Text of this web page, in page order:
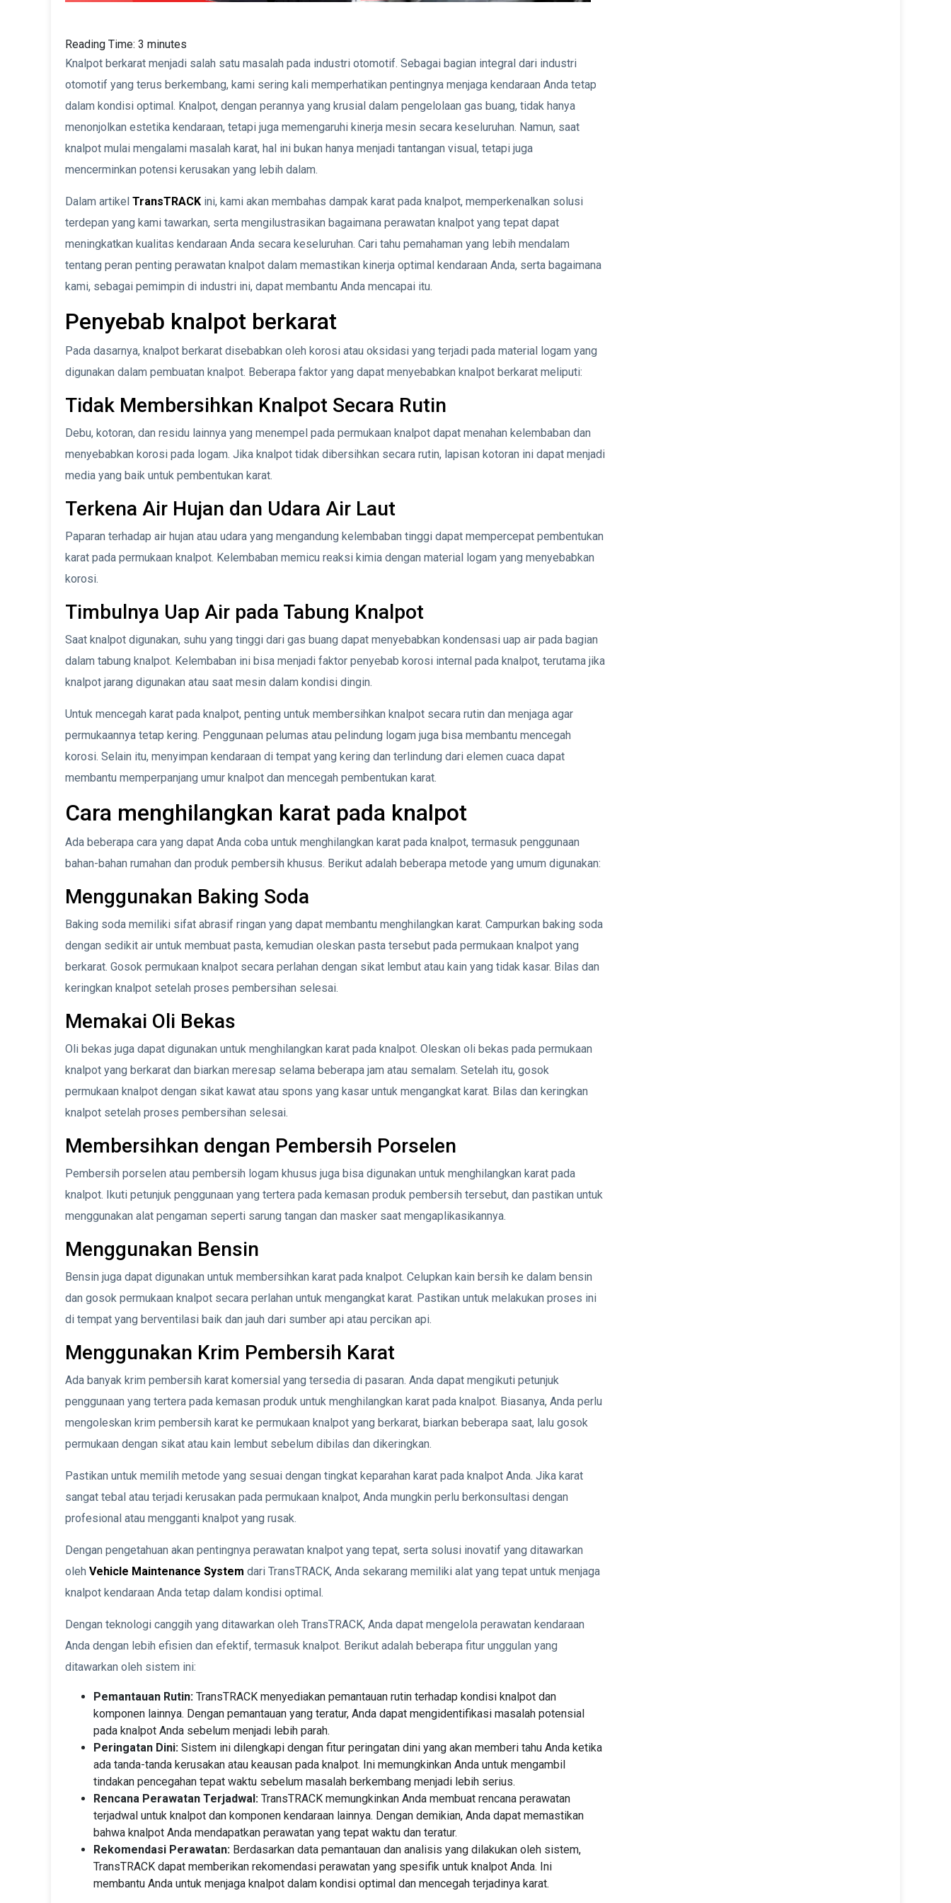
Reading Time: 3 minutes
Knalpot berkarat menjadi salah satu masalah pada industri otomotif. Sebagai bagian integral dari industri
otomotif yang terus berkembang, kami sering kali memperhatikan pentingnya menjaga kendaraan Anda tetap
dalam kondisi optimal. Knalpot, dengan perannya yang krusial dalam pengelolaan gas buang, tidak hanya
menonjolkan estetika kendaraan, tetapi juga memengaruhi kinerja mesin secara keseluruhan. Namun, saat
knalpot mulai mengalami masalah karat, hal ini bukan hanya menjadi tantangan visual, tetapi juga
mencerminkan potensi kerusakan yang lebih dalam.
Dalam artikel TransTRACK ini, kami akan membahas dampak karat pada knalpot, memperkenalkan solusi
terdepan yang kami tawarkan, serta mengilustrasikan bagaimana perawatan knalpot yang tepat dapat
meningkatkan kualitas kendaraan Anda secara keseluruhan. Cari tahu pemahaman yang lebih mendalam
tentang peran penting perawatan knalpot dalam memastikan kinerja optimal kendaraan Anda, serta bagaimana
kami, sebagai pemimpin di industri ini, dapat membantu Anda mencapai itu.
Penyebab knalpot berkarat
Pada dasarnya, knalpot berkarat disebabkan oleh korosi atau oksidasi yang terjadi pada material logam yang
digunakan dalam pembuatan knalpot. Beberapa faktor yang dapat menyebabkan knalpot berkarat meliputi:
Tidak Membersihkan Knalpot Secara Rutin
Debu, kotoran, dan residu lainnya yang menempel pada permukaan knalpot dapat menahan kelembaban dan
menyebabkan korosi pada logam. Jika knalpot tidak dibersihkan secara rutin, lapisan kotoran ini dapat menjadi
media yang baik untuk pembentukan karat.
Terkena Air Hujan dan Udara Air Laut
Paparan terhadap air hujan atau udara yang mengandung kelembaban tinggi dapat mempercepat pembentukan
karat pada permukaan knalpot. Kelembaban memicu reaksi kimia dengan material logam yang menyebabkan
korosi.
Timbulnya Uap Air pada Tabung Knalpot
Saat knalpot digunakan, suhu yang tinggi dari gas buang dapat menyebabkan kondensasi uap air pada bagian
dalam tabung knalpot. Kelembaban ini bisa menjadi faktor penyebab korosi internal pada knalpot, terutama jika
knalpot jarang digunakan atau saat mesin dalam kondisi dingin.
Untuk mencegah karat pada knalpot, penting untuk membersihkan knalpot secara rutin dan menjaga agar
permukaannya tetap kering. Penggunaan pelumas atau pelindung logam juga bisa membantu mencegah
korosi. Selain itu, menyimpan kendaraan di tempat yang kering dan terlindung dari elemen cuaca dapat
membantu memperpanjang umur knalpot dan mencegah pembentukan karat.
Cara menghilangkan karat pada knalpot
Ada beberapa cara yang dapat Anda coba untuk menghilangkan karat pada knalpot, termasuk penggunaan
bahan-bahan rumahan dan produk pembersih khusus. Berikut adalah beberapa metode yang umum digunakan:
Menggunakan Baking Soda
Baking soda memiliki sifat abrasif ringan yang dapat membantu menghilangkan karat. Campurkan baking soda
dengan sedikit air untuk membuat pasta, kemudian oleskan pasta tersebut pada permukaan knalpot yang
berkarat. Gosok permukaan knalpot secara perlahan dengan sikat lembut atau kain yang tidak kasar. Bilas dan
keringkan knalpot setelah proses pembersihan selesai.
Memakai Oli Bekas
Oli bekas juga dapat digunakan untuk menghilangkan karat pada knalpot. Oleskan oli bekas pada permukaan
knalpot yang berkarat dan biarkan meresap selama beberapa jam atau semalam. Setelah itu, gosok
permukaan knalpot dengan sikat kawat atau spons yang kasar untuk mengangkat karat. Bilas dan keringkan
knalpot setelah proses pembersihan selesai.
Membersihkan dengan Pembersih Porselen
Pembersih porselen atau pembersih logam khusus juga bisa digunakan untuk menghilangkan karat pada
knalpot. Ikuti petunjuk penggunaan yang tertera pada kemasan produk pembersih tersebut, dan pastikan untuk
menggunakan alat pengaman seperti sarung tangan dan masker saat mengaplikasikannya.
Menggunakan Bensin
Bensin juga dapat digunakan untuk membersihkan karat pada knalpot. Celupkan kain bersih ke dalam bensin
dan gosok permukaan knalpot secara perlahan untuk mengangkat karat. Pastikan untuk melakukan proses ini
di tempat yang berventilasi baik dan jauh dari sumber api atau percikan api.
Menggunakan Krim Pembersih Karat
Ada banyak krim pembersih karat komersial yang tersedia di pasaran. Anda dapat mengikuti petunjuk
penggunaan yang tertera pada kemasan produk untuk menghilangkan karat pada knalpot. Biasanya, Anda perlu
mengoleskan krim pembersih karat ke permukaan knalpot yang berkarat, biarkan beberapa saat, lalu gosok
permukaan dengan sikat atau kain lembut sebelum dibilas dan dikeringkan.
Pastikan untuk memilih metode yang sesuai dengan tingkat keparahan karat pada knalpot Anda. Jika karat
sangat tebal atau terjadi kerusakan pada permukaan knalpot, Anda mungkin perlu berkonsultasi dengan
profesional atau mengganti knalpot yang rusak.
Dengan pengetahuan akan pentingnya perawatan knalpot yang tepat, serta solusi inovatif yang ditawarkan
oleh Vehicle Maintenance System dari TransTRACK, Anda sekarang memiliki alat yang tepat untuk menjaga
knalpot kendaraan Anda tetap dalam kondisi optimal.
Dengan teknologi canggih yang ditawarkan oleh TransTRACK, Anda dapat mengelola perawatan kendaraan
Anda dengan lebih efisien dan efektif, termasuk knalpot. Berikut adalah beberapa fitur unggulan yang
ditawarkan oleh sistem ini:
Pemantauan Rutin: TransTRACK menyediakan pemantauan rutin terhadap kondisi knalpot dan
komponen lainnya. Dengan pemantauan yang teratur, Anda dapat mengidentifikasi masalah potensial
pada knalpot Anda sebelum menjadi lebih parah.
Peringatan Dini: Sistem ini dilengkapi dengan fitur peringatan dini yang akan memberi tahu Anda ketika
ada tanda-tanda kerusakan atau keausan pada knalpot. Ini memungkinkan Anda untuk mengambil
tindakan pencegahan tepat waktu sebelum masalah berkembang menjadi lebih serius.
Rencana Perawatan Terjadwal: TransTRACK memungkinkan Anda membuat rencana perawatan
terjadwal untuk knalpot dan komponen kendaraan lainnya. Dengan demikian, Anda dapat memastikan
bahwa knalpot Anda mendapatkan perawatan yang tepat waktu dan teratur.
Rekomendasi Perawatan: Berdasarkan data pemantauan dan analisis yang dilakukan oleh sistem,
TransTRACK dapat memberikan rekomendasi perawatan yang spesifik untuk knalpot Anda. Ini
membantu Anda untuk menjaga knalpot dalam kondisi optimal dan mencegah terjadinya karat.